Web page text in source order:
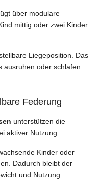
über modulare
mittig oder zwei Kinder
Liegeposition. Das
ausruhen oder schlafen
Federung
unterstützen die
aktiver Nutzung.
Kinder oder
Dadurch bleibt der
und Nutzung